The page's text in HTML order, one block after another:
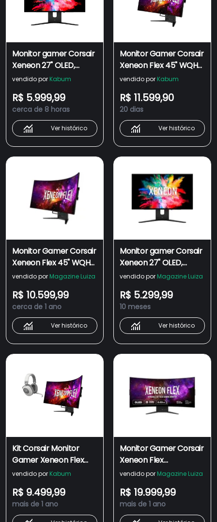
Monitor gamer Corsair
Xeneon 27" OLED,
240Hz, 0.03ms, HDR, G-
Premium - CM-
9030002-NA
vendido por Kabum
R$ 5.999,99
cerca de 8 horas
Ver histórico
Monitor Gamer Corsair
Xeneon Flex 45" WQHD,
240Hz, 0.03ms,
Sync e FreeSync
Premium - CM-
9030001-NA
vendido por Kabum
R$ 11.599,90
20 dias
Ver histórico
Monitor Gamer Corsair
Xeneon Flex 45" WQHD,
240Hz, 0.03ms,
Sync e FreeSync
Premium - CM-
9030001-NA
vendido por Magazine Luiza
R$ 10.599,99
cerca de 1 ano
Ver histórico
Monitor gamer Corsair
Xeneon 27" OLED,
240Hz, 0.03ms, HDR, G-
Premium - CM-
9030002-NA
vendido por Magazine Luiza
R$ 5.299,99
10 meses
Ver histórico
Kit Corsair Monitor
Gamer Xeneon Flex
OLED 45" WQHD,
9030001-NA + Headset
Gamer Sem Fio HS65,
Dolby 7.1 - CA-9011286-
vendido por Kabum
R$ 9.499,99
mais de 1 ano
Monitor Gamer Corsair
Xeneon Flex
45WQHD240 45" OLED
vendido por Magazine Luiza
R$ 19.999,99
mais de 1 ano